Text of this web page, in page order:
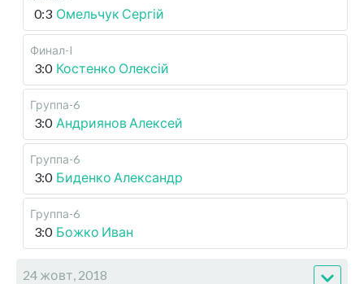
0:3 Омельчук Сергій
Финал-I
3:0 Костенко Олексій
Группа-6
3:0 Андриянов Алексей
Группа-6
3:0 Биденко Александр
Группа-6
3:0 Божко Иван
24 жовт, 2018